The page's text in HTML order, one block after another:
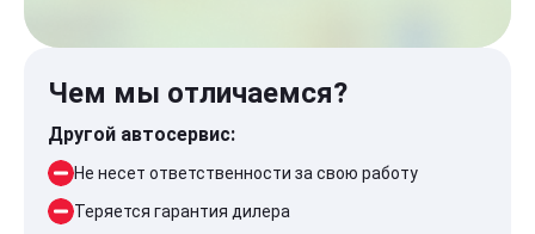
Чем мы отличаемся?
Другой автосервис:
Не несет ответственности за свою работу
Теряется гарантия дилера